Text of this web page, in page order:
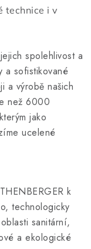
technice i v
spolehlivost a
a sofistikované
a výrobě našich
než 6000
jako
ucelené
k
technologicky
sanitární,
a ekologické